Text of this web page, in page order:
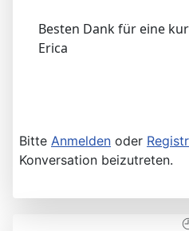
Besten Dank für eine
Erica
Bitte Anmelden oder
Konversation beizutreten.